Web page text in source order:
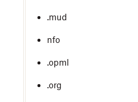
.mud
nfo
.opml
.org